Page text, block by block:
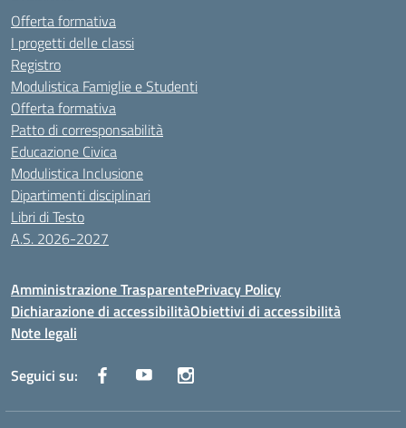
Offerta formativa
I progetti delle classi
Registro
Modulistica Famiglie e Studenti
Offerta formativa
Patto di corresponsabilità
Educazione Civica
Modulistica Inclusione
Dipartimenti disciplinari
Libri di Testo
A.S. 2026-2027
Amministrazione TrasparentePrivacy Policy
Dichiarazione di accessibilitàObiettivi di accessibilità
Note legali
Seguici su: